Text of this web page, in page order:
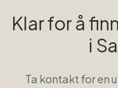
Klar for å
i
Ta kontakt for en